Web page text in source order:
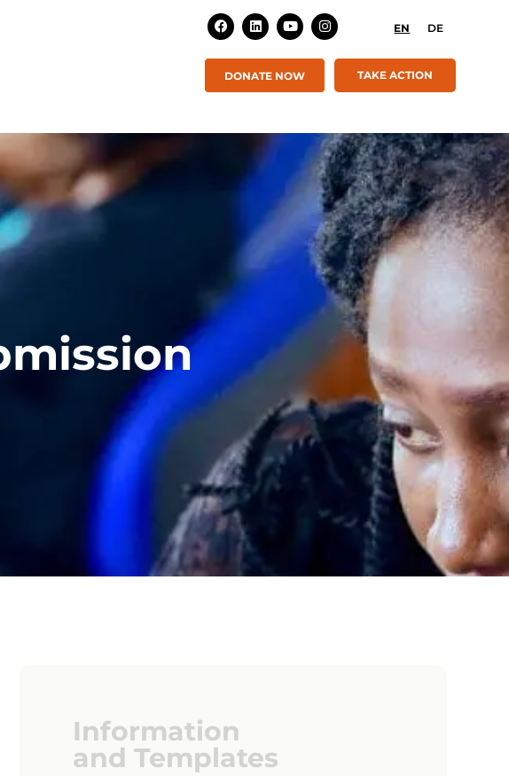
EN DE
DONATE NOW TAKE ACTION
Information
and Templates